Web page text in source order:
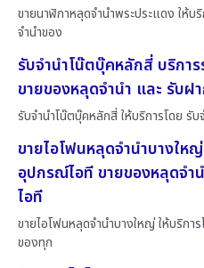
ขายนาฬิกาหลุดจำนำพระประแดง ให้บ
จำนำของ
รับจำนำโน๊ตบุ๊คหลักสี่ บริกา
ขายของหลุดจำนำ และ รับฝ
รับจำนำโน๊ตบุ๊คหลักสี่ ให้บริการโดย รั
ขายไอโฟนหลุดจำนำบางให
อุปกรณ์ไอที ขายของหลุดจ
ไอที
ขายไอโฟนหลุดจำนำบางใหญ่ ให้บริกา
ของทุก